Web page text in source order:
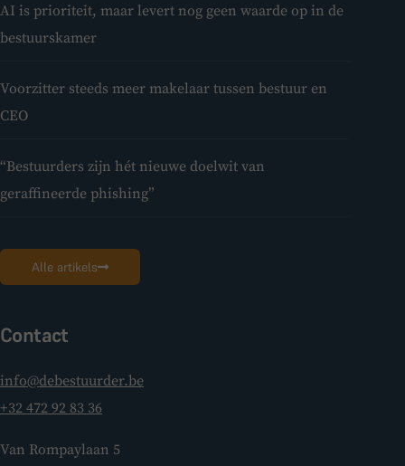
AI is prioriteit, maar levert nog geen waarde op in de
bestuurskamer
Voorzitter steeds meer makelaar tussen bestuur en
CEO
“Bestuurders zijn hét nieuwe doelwit van
geraffineerde phishing”
Alle artikels
Contact
info@debestuurder.be
+32 472 92 83 36
Van Rompaylaan 5